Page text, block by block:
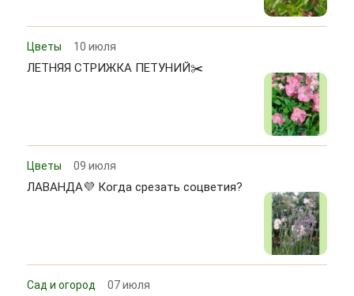
Цветы 10 июля
ЛЕТНЯЯ СТРИЖКА ПЕТУНИЙ✂️
Цветы 09 июля
ЛАВАНДА💜 Когда срезать соцветия?
Сад и огород 07 июля